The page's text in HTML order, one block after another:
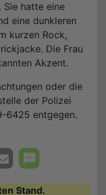
Sie hatte eine
eine dunkleren
kurzen Rock,
Die Frau
Akzent.
oder die
der Polizei
6425 entgegen.
Stand.